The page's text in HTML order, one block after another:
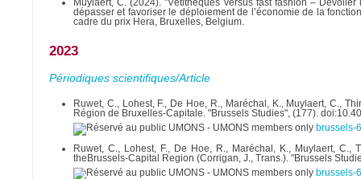
Muylaert, C. (2024). "Vêtithèques versus fast fashion –
dépasser et favoriser le déploiement de l’économie de la
cadre du prix Hera, Bruxelles, Belgium.
2023
Périodiques scientifiques/Article
Ruwet, C., Lohest, F., De Hoe, R., Maréchal, K., Muylaert, C.,
Région de Bruxelles-Capitale. "Brussels Studies", (177).
brussels-
Ruwet, C., Lohest, F., De Hoe, R., Maréchal, K., Muylaert,
theBrussels-Capital Region (Corrigan, J., Trans.). "Brussels
brussels-